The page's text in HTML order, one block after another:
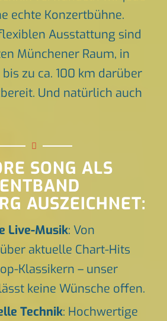
echte Konzertbühne.
Ausstattung sind
Münchener Raum, in
zu ca. 100 km darüber
Und natürlich auch
SONG ALS
AUSZEICHNET:
Live-Musik: Von
über aktuelle Chart-Hits
Klassikern – unser
keine Wünsche offen.
Technik: Hochwertige